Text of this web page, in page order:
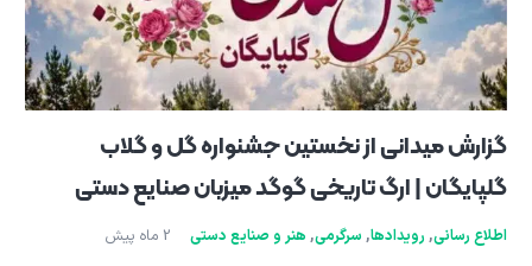
گزارش میدانی از نخستین جشنواره گل و گلاب
گلپایگان | ارگ تاریخی گوگد میزبان صنایع دستی
اطلاع رسانی, رویدادها, سرگرمی, هنر و صنایع دستی 2 ماه پیش